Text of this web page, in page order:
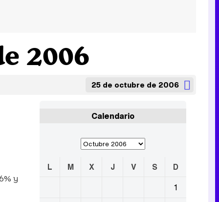
2006
25 de octubre de 2006
y
Calendario
L M X J V S
D
1